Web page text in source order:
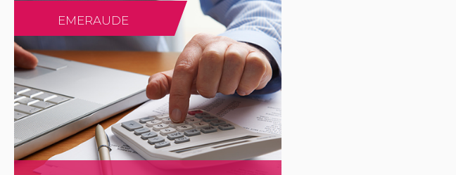
En savoir plus
EMERAUDE